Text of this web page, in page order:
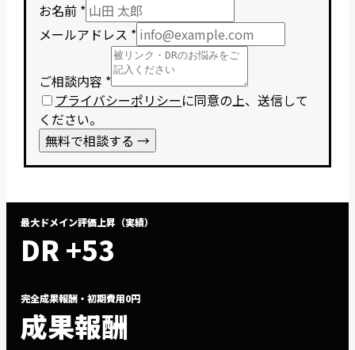
お名前 *
メールアドレス *
ご相談内容 *
プライバシーポリシーに同意の上、送信して
ください。
無料で相談する →
最大ドメイン評価上昇（実績）
DR +53
完全成果報酬・初期費用0円
成果報酬